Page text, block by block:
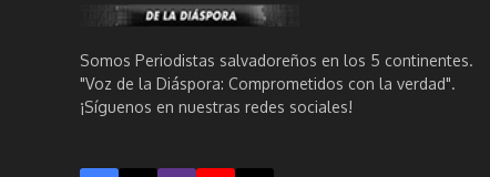
Somos Periodistas salvadoreños en los 5 continentes.
"Voz de la Diáspora: Comprometidos con la verdad".
¡Síguenos en nuestras redes sociales!